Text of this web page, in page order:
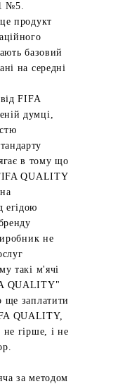
№5.
продукт
базовий
на середні
FIFA
думці,
в тому що
QUALITY
егідою
не
такі м'ячі
QUALITY"
ще заплатити
QUALITY,
гірше, і не
за методом